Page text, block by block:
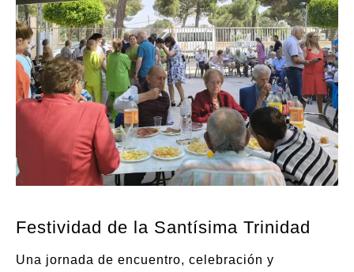
Festividad de la Santísima Trinidad
Una jornada de encuentro, celebración y